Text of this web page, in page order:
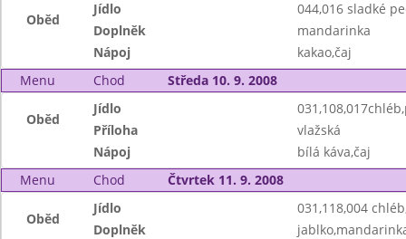
Oběd
Jídlo
044,016 sladké
Doplněk
mandarinka
Nápoj
kakao,čaj
Menu
Chod Středa 10. 9. 2008
Oběd
Jídlo
Příloha
vlažská
Nápoj
bílá káva,čaj
Menu
Chod Čtvrtek 11. 9. 2008
Oběd
Jídlo
031,118,004
Doplněk